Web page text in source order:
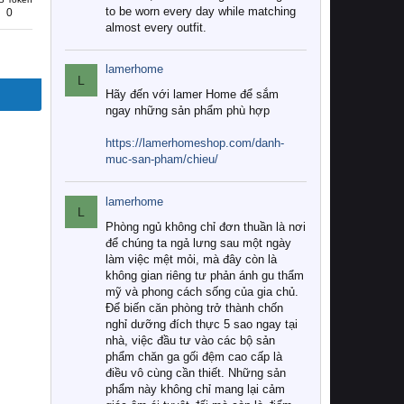
0
to be worn every day while matching
almost every outfit.
L
lamerhome
Hãy đến với lamer Home để sắm
ngay những sản phẩm phù hợp
https://lamerhomeshop.com/danh-
muc-san-pham/chieu/
L
lamerhome
Phòng ngủ không chỉ đơn thuần là nơi
để chúng ta ngả lưng sau một ngày
làm việc mệt mỏi, mà đây còn là
không gian riêng tư phản ánh gu thẩm
mỹ và phong cách sống của gia chủ.
Để biến căn phòng trở thành chốn
nghỉ dưỡng đích thực 5 sao ngay tại
nhà, việc đầu tư vào các bộ sản
phẩm chăn ga gối đệm cao cấp là
điều vô cùng cần thiết. Những sản
phẩm này không chỉ mang lại cảm